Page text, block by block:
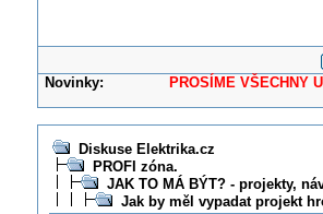
Novinky: PROSÍME VŠECHNY
Diskuse Elektrika.cz
PROFI zóna.
JAK TO MÁ BÝT? - projekty,
Jak by měl vypadat projekt